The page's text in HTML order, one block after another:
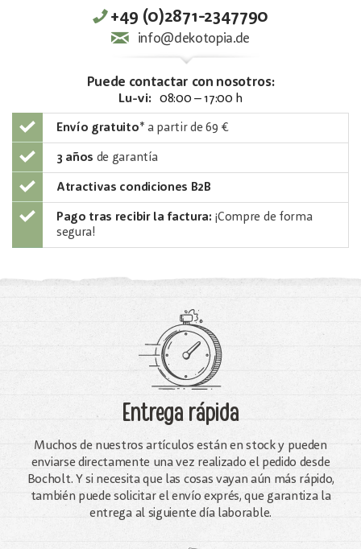
+49 (0)2871-2347790
info@dekotopia.de
Puede contactar con nosotros:
Lu-vi: 08:00 – 17:00 h
Envío gratuito* a partir de 69 €
3 años de garantía
Atractivas condiciones B2B
Pago tras recibir la factura: ¡Compre de forma
segura!
Entrega rápida
Muchos de nuestros artículos están en stock y pueden
enviarse directamente una vez realizado el pedido desde
Bocholt. Y si necesita que las cosas vayan aún más rápido,
también puede solicitar el envío exprés, que garantiza la
entrega al siguiente día laborable.